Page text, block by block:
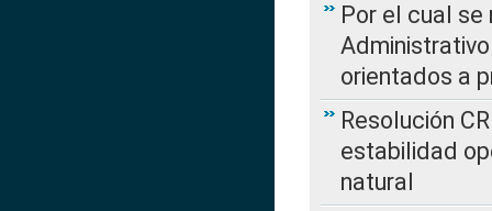
Por el cual
orientados a
Resolución
estabilidad
natural